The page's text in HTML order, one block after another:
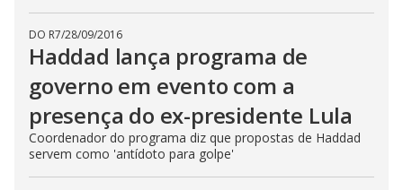
DO R7/28/09/2016
Haddad lança programa de
governo em evento com a
presença do ex-presidente Lula
Coordenador do programa diz que propostas de Haddad
servem como 'antídoto para golpe'